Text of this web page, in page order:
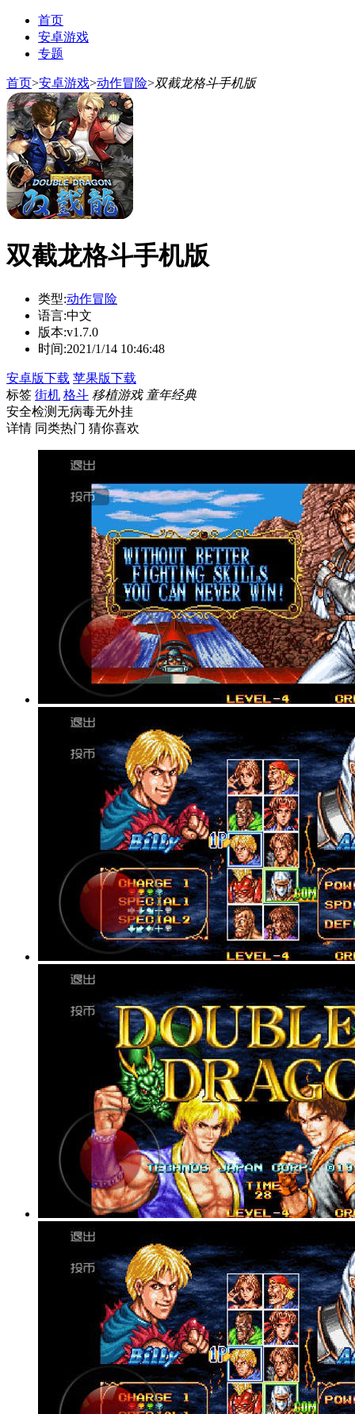
首页
安卓游戏
专题
首页>安卓游戏>动作冒险>双截龙格斗手机版
双截龙格斗手机版
类型:动作冒险
语言:中文
版本:v1.7.0
时间:2021/1/14 10:46:48
安卓版下载 苹果版下载
标签 街机 格斗 移植游戏 童年经典
安全检测无病毒无外挂
详情 同类热门 猜你喜欢